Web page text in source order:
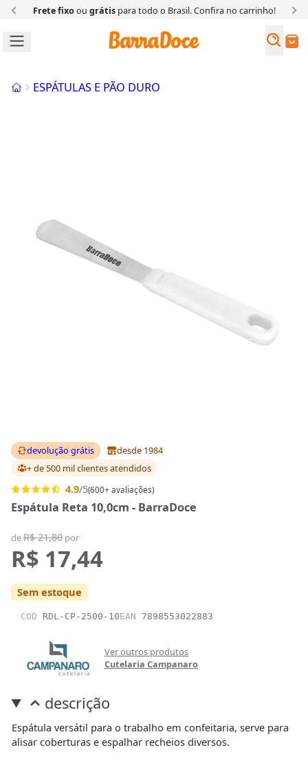
Frete fixoou grátispara todo o Brasil. Confira no carrinho!
Buscar
InícioESPÁTULAS E PÃO DURO
devolução grátis
desde 1984
+ de 500 mil clientesatendidos
4.9/5(600+ avaliações)
Espátula Reta 10,0cm - BarraDoce
deR$ 21,80por
R$ 17,44
Sem estoque
COD RDL-CP-2500-10EAN 7898553022883
Ver outros produtos
Cutelaria Campanaro
descrição
Espátula versátil para o trabalho em confeitaria, serve para
alisar coberturas e espalhar recheios diversos.